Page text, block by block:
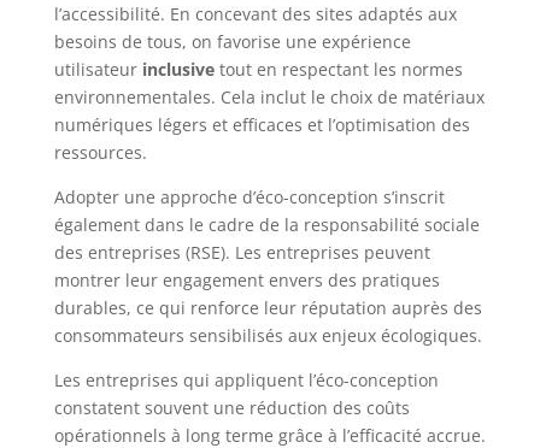
l’accessibilité. En concevant des sites adaptés aux
besoins de tous, on favorise une expérience
utilisateur inclusivetout en respectant les normes
environnementales. Cela inclut le choix de matériaux
numériques légers et efficaces et l’optimisation des
ressources.
Adopter une approche d’éco-conception s’inscrit
également dans le cadre de la responsabilité sociale
des entreprises (RSE). Les entreprises peuvent
montrer leur engagement envers des pratiques
durables, ce qui renforce leur réputation auprès des
consommateurs sensibilisés aux enjeux écologiques.
Les entreprises qui appliquent l’éco-conception
constatent souvent une réduction des coûts
opérationnels à long terme grâce à l’efficacité accrue.